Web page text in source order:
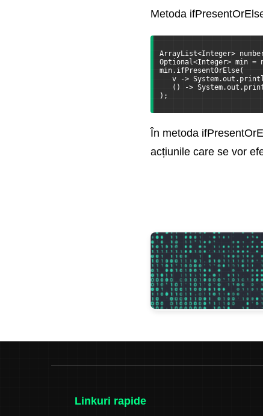
Metoda
ArrayList<Integer>
Optional<Integer> min =
min.ifPresentOrElse(
v ->
() ->
);
În metoda
acțiunile care se vor
Linkuri rapide